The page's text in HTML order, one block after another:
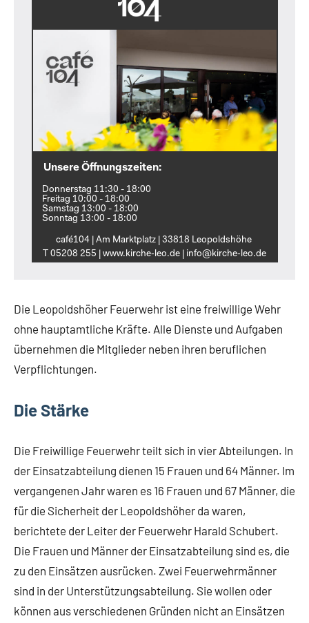
Unsere Öffnungszeiten:
Donnerstag 11:30 - 18:00
Freitag 10:00 - 18:00
Samstag 13:00 - 18:00
Sonntag 13:00 - 18:00
café104 | Am Marktplatz | 33818 Leopoldshöhe
T 05208 255 | www.kirche‑leo.de | info@kirche‑leo.de
Die Leopoldshöher Feuerwehr ist eine freiwillige Wehr
ohne hauptamtliche Kräfte. Alle Dienste und Aufgaben
übernehmen die Mitglieder neben ihren beruflichen
Verpflichtungen.
Die Stärke
Die Freiwillige Feuerwehr teilt sich in vier Abteilungen. In
der Einsatzabteilung dienen 15 Frauen und 64 Männer. Im
vergangenen Jahr waren es 16 Frauen und 67 Männer, die
für die Sicherheit der Leopoldshöher da waren,
berichtete der Leiter der Feuerwehr Harald Schubert.
Die Frauen und Männer der Einsatzabteilung sind es, die
zu den Einsätzen ausrücken. Zwei Feuerwehrmänner
sind in der Unterstützungsabteilung. Sie wollen oder
können aus verschiedenen Gründen nicht an Einsätzen